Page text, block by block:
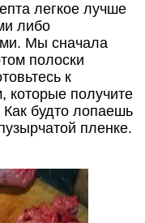
легкое лучше
либо
Мы сначала
полоски
к
получите
Как будто лопаешь
пленке.